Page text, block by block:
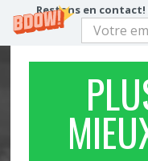
Restons en contact!